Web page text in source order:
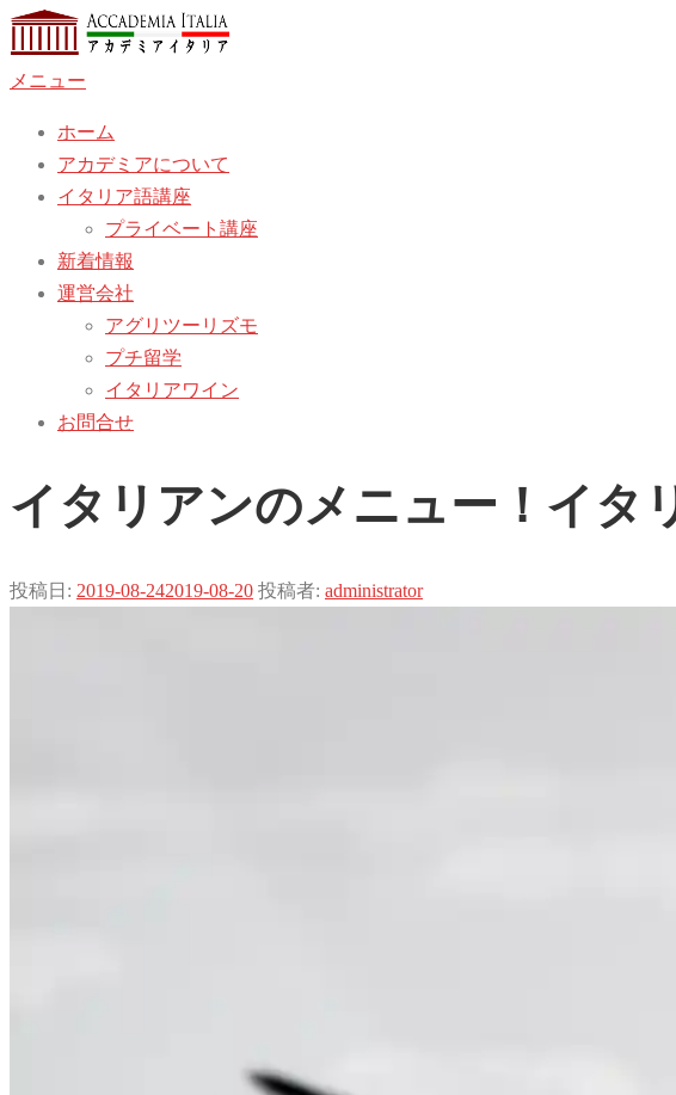
コ
ン
テ
メニュー
ホーム
アカデミアについて
イタリア語講座
プライベート講座
新着情報
運営会社
アグリツーリズモ
プチ留学
イタリアワイン
お問合せ
イタリアンのメニュー！イタ
投稿日: 2019-08-242019-08-20 投稿者: administrator